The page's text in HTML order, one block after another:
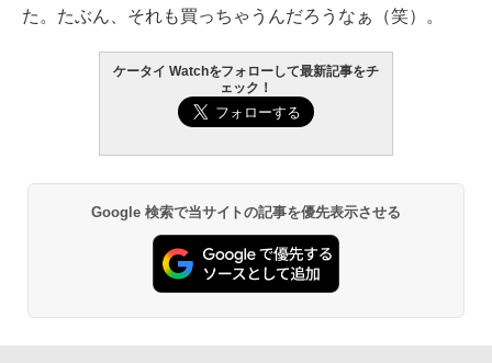
た。たぶん、それも買っちゃうんだろうなぁ（笑）。
ケータイ Watchをフォローして最新記事をチ
ェック！
Google 検索で当サイトの記事を優先表示させる